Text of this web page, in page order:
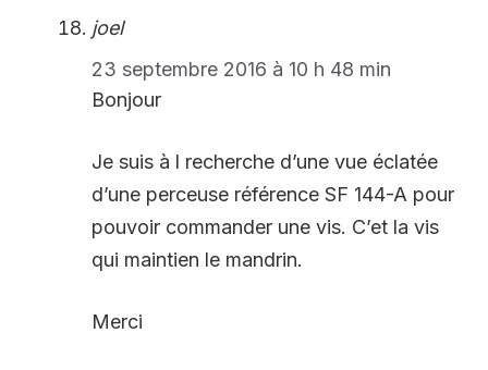
joel
23 septembre 2016 à 10 h 48 min
Bonjour
Je suis à l recherche d’une vue éclatée
d’une perceuse référence SF 144-A pour
pouvoir commander une vis. C’et la vis
qui maintien le mandrin.
Merci